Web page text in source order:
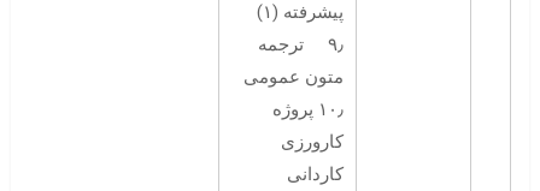
پیشرفته (۱)
۹٫ ترجمه
متون عمومی
۱۰٫ پروژه
کارورزی
کاردانی